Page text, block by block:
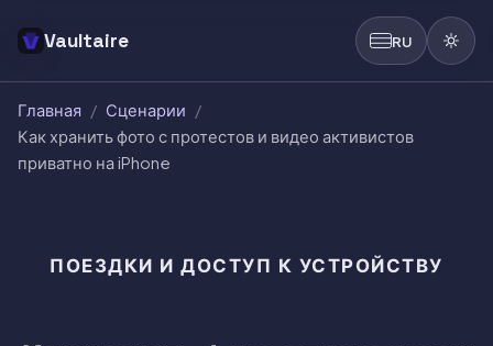
Vaultaire RU
Главная / Сценарии /
Как хранить фото с протестов и видео активистов
приватно на iPhone
ПОЕЗДКИ И ДОСТУП К УСТРОЙСТВУ